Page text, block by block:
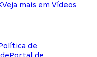
Veja mais em Vídeos
de